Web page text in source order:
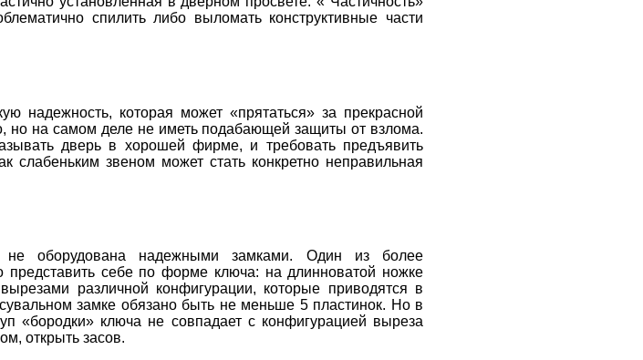
спилить либо выломать конструктивные части
надежность, которая может «прятаться» за прекрасной
но на самом деле не иметь подабающей защиты от взлома.
дверь в хорошей фирме, и требовать предъявить
слабеньким звеном может стать конкретно неправильная
оборудована надежными замками. Один из более
себе по форме ключа: на длинноватой ножке
различной конфигурации, которые приводятся в
замке обязано быть не меньше 5 пластинок. Но в
ключа не совпадает с конфигурацией выреза
открыть засов.